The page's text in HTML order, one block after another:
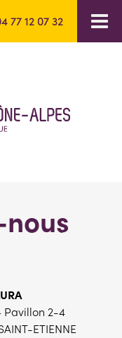
77 12 07 32
nous
Pavillon 2-4
ETIENNE